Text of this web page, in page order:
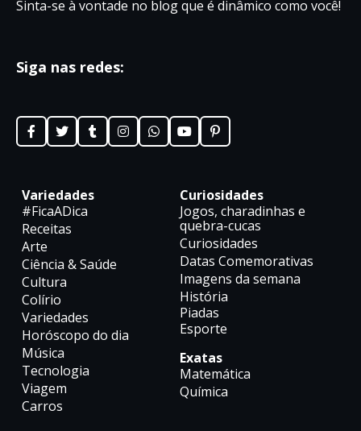
Sinta-se à vontade no blog que é dinâmico como você!
Siga nas redes:
Variedades
#FicaADica
Receitas
Arte
Ciência & Saúde
Cultura
Colírio
Variedades
Horóscopo do dia
Música
Tecnologia
Viagem
Carros
Curiosidades
Jogos, charadinhas e
quebra-cucas
Curiosidades
Datas Comemorativas
Imagens da semana
História
Piadas
Esporte
Exatas
Matemática
Química